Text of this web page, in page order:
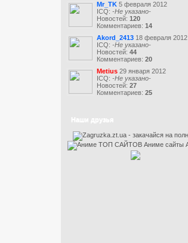
Mr_TK 5 февраля 2012
ICQ: -Не указано-
Новостей: 120
Комментариев: 14
Akord_2413 18 февраля 2012
ICQ: -Не указано-
Новостей: 44
Комментариев: 20
Metius 29 января 2012
ICQ: -Не указано-
Новостей: 27
Комментариев: 25
Наши друзья